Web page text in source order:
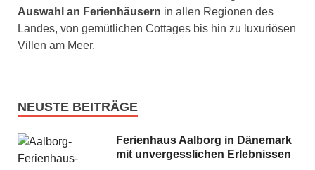
Auswahl an Ferienhäusern in allen Regionen des
Landes, von gemütlichen Cottages bis hin zu luxuriösen
Villen am Meer.
NEUSTE BEITRÄGE
Ferienhaus Aalborg in Dänemark
mit unvergesslichen Erlebnissen